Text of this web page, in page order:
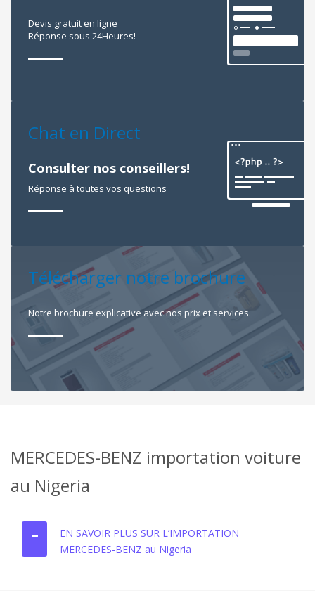
Devis gratuit en ligne
Réponse sous 24Heures!
Chat en Direct
Consulter nos conseillers!
Réponse à toutes vos questions
Télécharger notre brochure
Notre brochure explicative avec nos prix et services.
MERCEDES-BENZ importation voiture
au Nigeria
EN SAVOIR PLUS SUR L’IMPORTATION
MERCEDES-BENZ au Nigeria